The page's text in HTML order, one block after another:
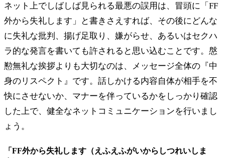
ネット上でしばしば見られる最悪の誤用は、冒頭に「FF
外から失礼します」と書きさえすれば、その後にどんな
に失礼な批判、揚げ足取り、嫌がらせ、あるいはセクハ
ラ的な発言を書いても許されると思い込むことです。慇
懃無礼な挨拶よりも大切なのは、メッセージ全体の『中
身のリスペクト』です。話しかける内容自体が相手を不
快にさせないか、マナーを伴っているかをしっかり確認
した上で、健全なネットコミュニケーションを行いまし
ょう。
「 FF外から失礼します（えふえふがいからしつれいしま